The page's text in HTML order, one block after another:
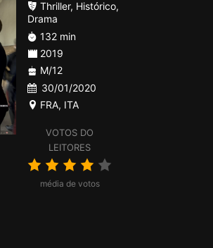
VOTOS DO
LEITORES
média de votos
Thriller, Histórico,
Drama
132 min
2019
M/12
30/01/2020
FRA, ITA